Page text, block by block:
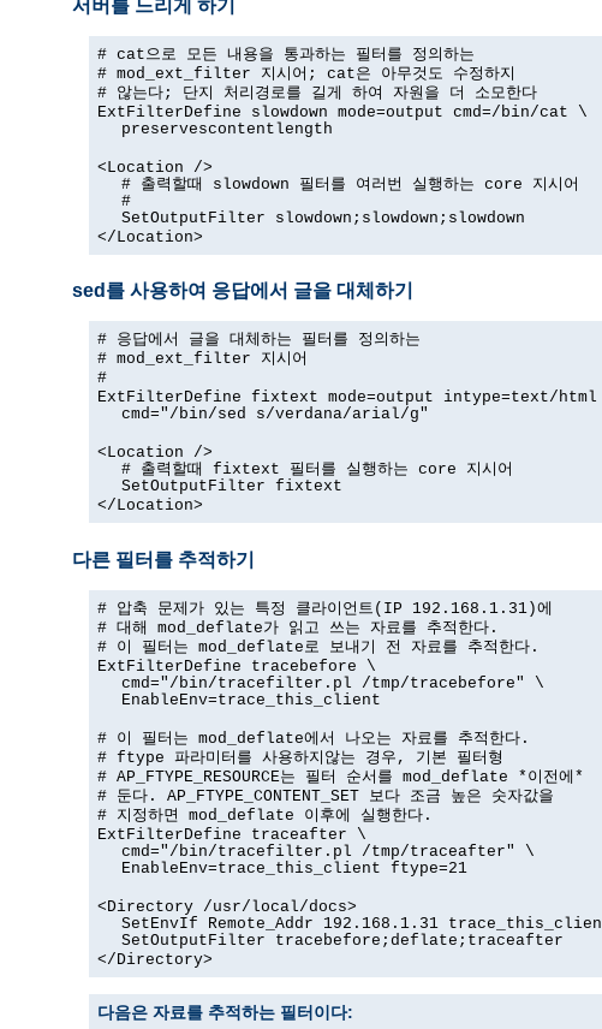
서버를 느리게 하기
# cat으로 모든 내용을 통과하는 필터를 정의하는
# mod_ext_filter 지시어; cat은 아무것도 수정하지
# 않는다; 단지 처리경로를 길게 하여 자원을 더 소모한다
ExtFilterDefine slowdown mode=output cmd=/bin/cat \
preservescontentlength
<Location />
# 출력할때 slowdown 필터를 여러번 실행하는 core 지시어
#
SetOutputFilter slowdown;slowdown;slowdown
</Location>
sed를 사용하여 응답에서 글을 대체하기
# 응답에서 글을 대체하는 필터를 정의하는
# mod_ext_filter 지시어
#
ExtFilterDefine fixtext mode=output intype=text/
cmd="/bin/sed s/verdana/arial/g"
<Location />
# 출력할때 fixtext 필터를 실행하는 core 지시어
SetOutputFilter fixtext
</Location>
다른 필터를 추적하기
# 압축 문제가 있는 특정 클라이언트(IP 192.168.1.31)에
# 대해 mod_deflate가 읽고 쓰는 자료를 추적한다.
# 이 필터는 mod_deflate로 보내기 전 자료를 추적한다.
ExtFilterDefine tracebefore \
cmd="/bin/tracefilter.pl /tmp/tracebefore" \
EnableEnv=trace_this_client
# 이 필터는 mod_deflate에서 나오는 자료를 추적한다.
# ftype 파라미터를 사용하지않는 경우, 기본 필터형
# AP_FTYPE_RESOURCE는 필터 순서를 mod_deflate *이전에*
# 둔다. AP_FTYPE_CONTENT_SET 보다 조금 높은 숫자값을
# 지정하면 mod_deflate 이후에 실행한다.
ExtFilterDefine traceafter \
cmd="/bin/tracefilter.pl /tmp/traceafter" \
EnableEnv=trace_this_client ftype=21
<Directory /usr/local/docs>
SetEnvIf Remote_Addr 192.168.1.31
SetOutputFilter tracebefore;deflate;traceafter
</Directory>
다음은 자료를 추적하는 필터이다: